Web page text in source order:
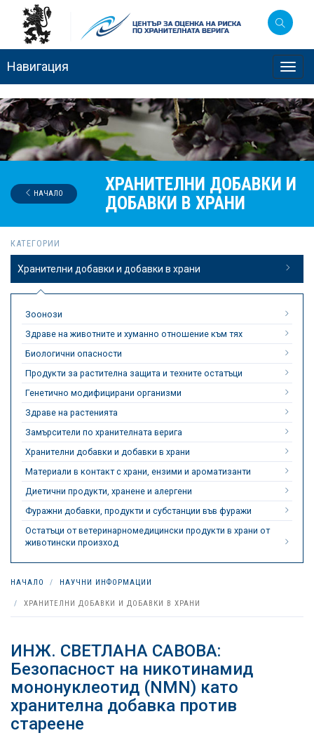
Навигация
ХРАНИТЕЛНИ ДОБАВКИ И
ДОБАВКИ В ХРАНИ
НАЧАЛО
КАТЕГОРИИ
Хранителни добавки и добавки в храни
Зоонози
Здраве на животните и хуманно отношение към тях
Биологични опасности
Продукти за растителна защита и техните остатъци
Генетично модифицирани организми
Здраве на растенията
Замърсители по хранителната верига
Хранителни добавки и добавки в храни
Материали в контакт с храни, ензими и ароматизанти
Диетични продукти, хранене и алергени
Фуражни добавки, продукти и субстанции във фуражи
Остатъци от ветеринарномедицински продукти в храни от
животински произход
НАЧАЛО НАУЧНИ ИНФОРМАЦИИ
ХРАНИТЕЛНИ ДОБАВКИ И ДОБАВКИ В ХРАНИ
ИНЖ. СВЕТЛАНА САВОВА:
Безопасност на никотинамид
мононуклеотид (NMN) като
хранителна добавка против
стареене